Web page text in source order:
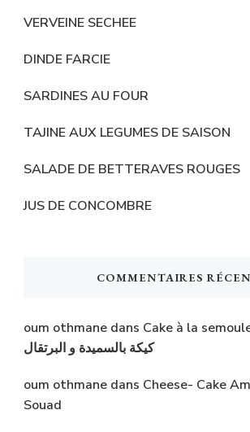
VERVEINE SECHEE
DINDE FARCIE
SARDINES AU FOUR
TAJINE AUX LEGUMES DE SAISON
SALADE DE BETTERAVES ROUGES
JUS DE CONCOMBRE
COMMENTAIRES
oum othmane dans Cake à la
كيكة بالسميدة و البرتقال
oum othmane dans Cheese- Cake
Souad